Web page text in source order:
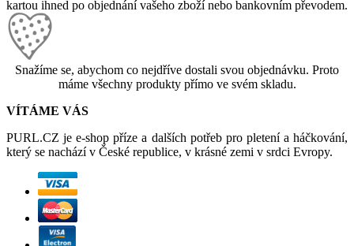
kartou ihned po objednání vašeho zboží nebo bankovním převodem.
Snažíme se, abychom co nejdříve dostali svou objednávku. Proto
máme všechny produkty přímo ve svém skladu.
VÍTÁME VÁS
PURL.CZ je e-shop příze a dalších potřeb pro pletení a háčkování,
který se nachází v České republice, v krásné zemi v srdci Evropy.